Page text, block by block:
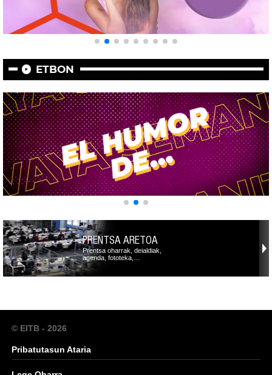
ETBON
PRENTSA ARETOA
Prentsa oharrak, deialdiak,
agenda, fototeka,…
© EITB - 2026
Pribatutasun Ataria